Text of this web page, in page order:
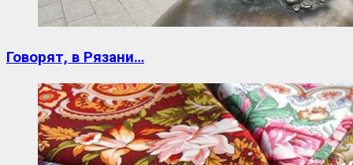
Говорят, в Рязани…